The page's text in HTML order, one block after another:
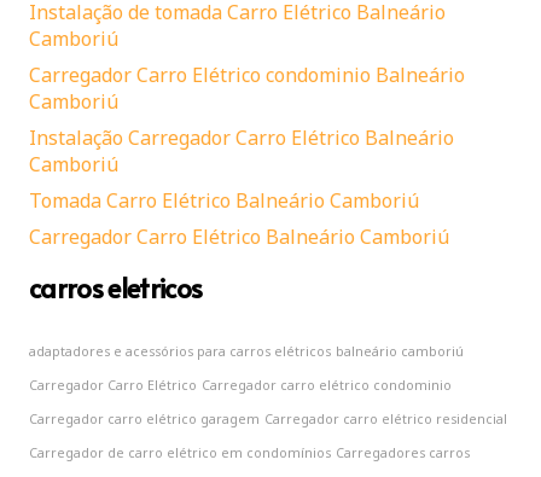
Instalação de tomada Carro Elétrico Balneário
Camboriú
Carregador Carro Elétrico condominio Balneário
Camboriú
Instalação Carregador Carro Elétrico Balneário
Camboriú
Tomada Carro Elétrico Balneário Camboriú
Carregador Carro Elétrico Balneário Camboriú
carros eletricos
adaptadores e acessórios para carros elétricos balneário camboriú
Carregador Carro Elétrico Carregador carro elétrico condominio
Carregador carro elétrico garagem Carregador carro elétrico residencial
Carregador de carro elétrico em condomínios Carregadores carros